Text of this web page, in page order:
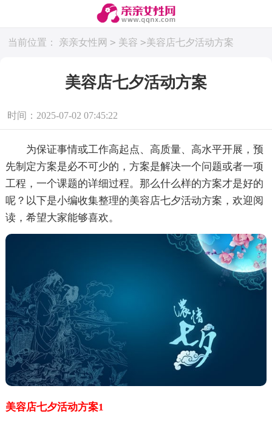
当前位置： 亲亲女性网 > 美容 >美容店七夕活动方案
美容店七夕活动方案
时间：2025-07-02 07:45:22
为保证事情或工作高起点、高质量、高水平开展，预
先制定方案是必不可少的，方案是解决一个问题或者一项
工程，一个课题的详细过程。那么什么样的方案才是好的
呢？以下是小编收集整理的美容店七夕活动方案，欢迎阅
读，希望大家能够喜欢。
美容店七夕活动方案1